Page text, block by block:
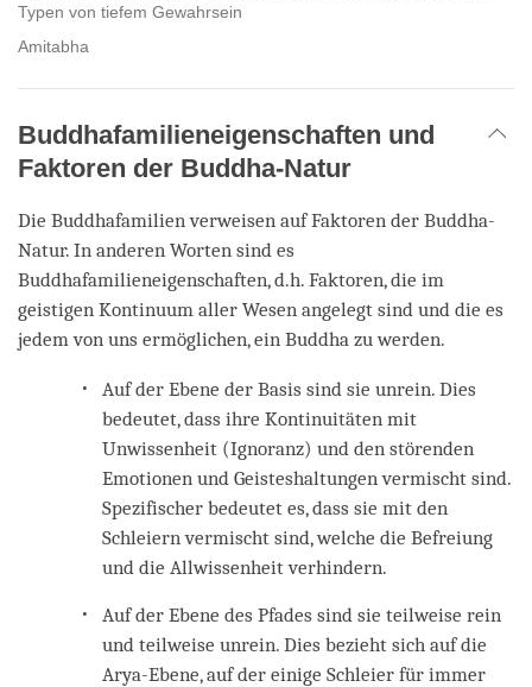
Typen von tiefem Gewahrsein
Amitabha
Buddhafamilieneigenschaften und
Faktoren der Buddha-Natur
Die Buddhafamilien verweisen auf Faktoren der Buddha-
Natur. In anderen Worten sind es
Buddhafamilieneigenschaften, d.h. Faktoren, die im
geistigen Kontinuum aller Wesen angelegt sind und die es
jedem von uns ermöglichen, ein Buddha zu werden.
Auf der Ebene der Basis sind sie unrein. Dies
bedeutet, dass ihre Kontinuitäten mit
Unwissenheit (Ignoranz) und den störenden
Emotionen und Geisteshaltungen vermischt sind.
Spezifischer bedeutet es, dass sie mit den
Schleiern vermischt sind, welche die Befreiung
und die Allwissenheit verhindern.
Auf der Ebene des Pfades sind sie teilweise rein
und teilweise unrein. Dies bezieht sich auf die
Arya-Ebene, auf der einige Schleier für immer